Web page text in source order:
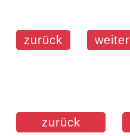
zurück weiter
zurück